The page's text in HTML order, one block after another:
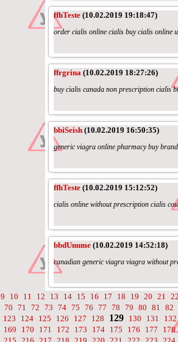
ffhTeste (10.02.2019 19:18:47)
order cialis online cialis buy cialis online
ffrgrina (10.02.2019 18:27:26)
buy cialis canada non prescription cialis
bbiSeish (10.02.2019 16:50:35)
generic viagra online pharmacy buy
ffhTeste (10.02.2019 15:12:52)
cialis online without prescription cialis
bbdUnume (10.02.2019 14:52:18)
canadian generic viagra viagra without
9 10 11 12 13 14 15 16 17 18 19 20 21 22
70 71 72 73 74 75 76 77 78 79 80 81 82
123 124 125 126 127 128 129 130 131 132
169 170 171 172 173 174 175 176 177 178